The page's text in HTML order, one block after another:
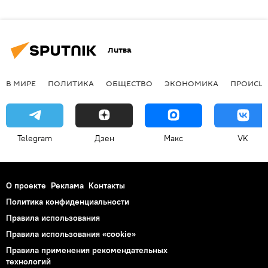
Литва
В МИРЕ ПОЛИТИКА ОБЩЕСТВО ЭКОНОМИКА
Telegram Дзен Макс VK
О проекте Реклама Контакты
Политика конфиденциальности
Правила использования
Правила использования «cookie»
Правила применения рекомендательных
технологий